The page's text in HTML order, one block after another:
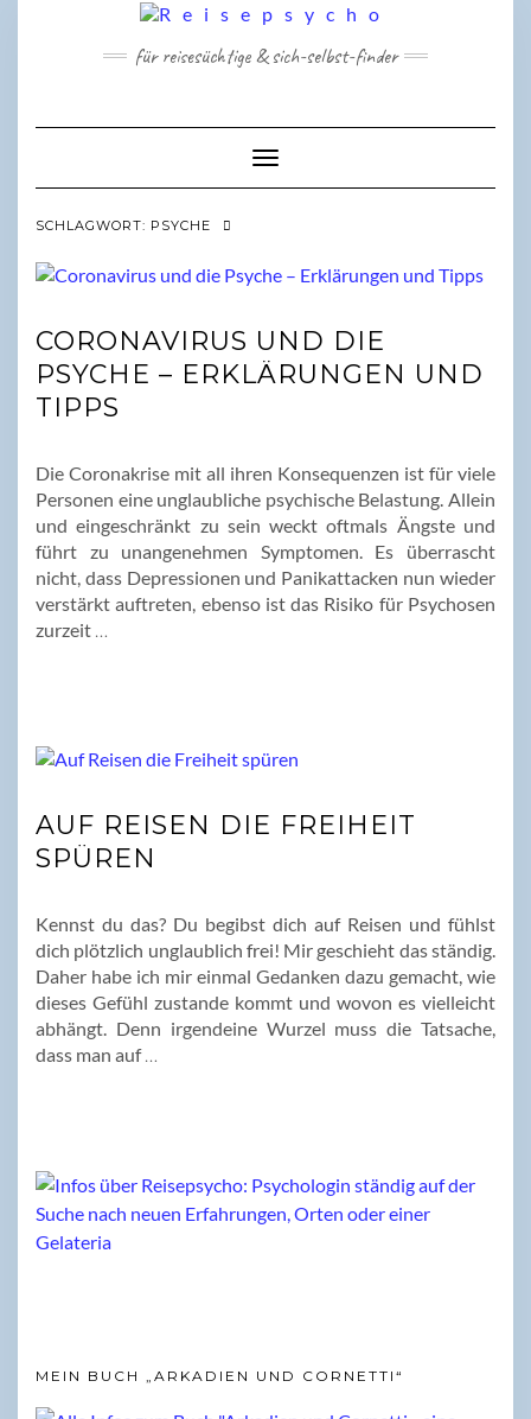
für reisesüchtige & sich-selbst-finder
Toggle Navigation
SCHLAGWORT: PSYCHE
CORONAVIRUS UND DIE
PSYCHE – ERKLÄRUNGEN UND
TIPPS
Die Coronakrise mit all ihren Konsequenzen ist für viele
Personen eine unglaubliche psychische Belastung. Allein
und eingeschränkt zu sein weckt oftmals Ängste und
führt zu unangenehmen Symptomen. Es überrascht
nicht, dass Depressionen und Panikattacken nun wieder
verstärkt auftreten, ebenso ist das Risiko für Psychosen
zurzeit
AUF REISEN DIE FREIHEIT
SPÜREN
Kennst du das? Du begibst dich auf Reisen und fühlst
dich plötzlich unglaublich frei! Mir geschieht das ständig.
Daher habe ich mir einmal Gedanken dazu gemacht, wie
dieses Gefühl zustande kommt und wovon es vielleicht
abhängt. Denn irgendeine Wurzel muss die Tatsache,
dass man auf
MEIN BUCH „ARKADIEN UND CORNETTI“